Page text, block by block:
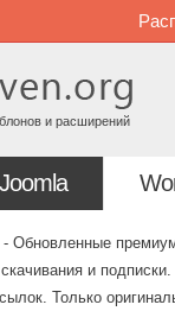
и расширений
Joomla
Обновленные
и подписки.
Только